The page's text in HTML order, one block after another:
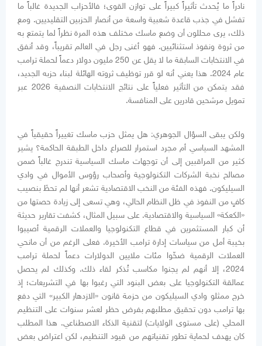
نادراً ما يُحدث تأثيراً كبيراً على توازن القوى؛ فالأحزاب الجديدة غالباً ما
تفشل في جذب قاعدة شعبية واسعة من أنصار الحزبين التقليديين. ومع
ذلك، يرى محللون أن وضع ماسك مختلف هذه المرة نظراً لما يتمتع به
من ثروة ونفوذ استثنائيين. فهو أغنى رجل في العالم تقريباً، وقد أنفق
في الانتخابات السابقة ما لا يقل عن 250 مليون دولار دعماً لحملة ترامب
عام 2024. هذا يعني أنه لو قرر توظيف ثروته الهائلة لبناء حزبه الجديد،
فقد يتمكن من التأثير فعلياً على نتائج الانتخابات النصفية 2026 عبر
تمويل مرشحين قادرين على المنافسة.
ولكن يبقى السؤال الجوهري: هل يمثل حزب ماسك تغييراً حقيقياً في
المشهد السياسي أم مجرد استمرار للصراع داخل الطبقة الحاكمة؟ يشير
كثير من المراقبين إلى أن توجهات ماسك السياسية تندرج غالباً ضمن
مصالح نخبة الشركات التكنولوجية وأصحاب رؤوس الأموال في وادي
السيليكون. فهذه الفئة من النخب الاقتصادية تشعر أنها لم تحظَ بنصيب
كافٍ من النفوذ في ظل النظام الحالي، وهي تسعى إلى زيادة حصتها من
«الكعكة» السياسية والاقتصادية. على سبيل المثال، كشفت تقارير حديثة
أن كبار المستثمرين في قطاع التكنولوجيا والعملات الرقمية أصيبوا
بخيبة أمل من سياسات إدارة ترامب الأخيرة. فعلى الرغم من أن مانحي
العملات الرقمية ضخّوا مئات ملايين الدولارات دعماً لحملة ترامب
2024، إلا أنهم لم يجنوا مكاسب تُذكر لقاء ذلك. وكذلك لم يحصل
عمالقة التكنولوجيا على بعض البنود التي رغبوا بها في التشريعات؛ إذ
خرج ممثلو وادي السيليكون من حزمة قانون «الازدهار الكبير» التي دفع
بها ترامب دون تحقيق مطلبهم بفرض حظر لعشر سنوات على التنظيم
المحلي (على مستوى الولايات) لتقنية الذكاء الاصطناعي. هذا المطلب
كان يهدف لحماية تطور تقنياتهم من قيود التنظيم، لكن اعتراض بعض